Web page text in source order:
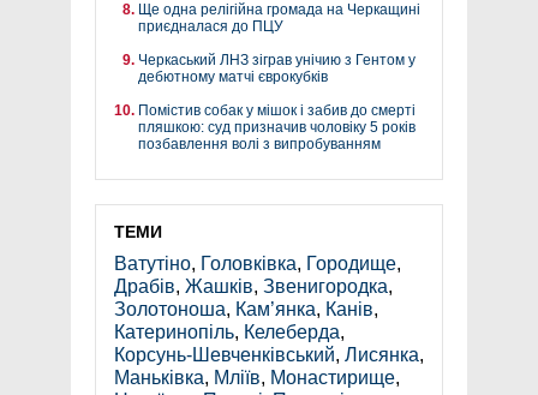
Ще одна релігійна громада на Черкащині
приєдналася до ПЦУ
Черкаський ЛНЗ зіграв унічию з Гентом у
дебютному матчі єврокубків
Помістив собак у мішок і забив до смерті
пляшкою: суд призначив чоловіку 5 років
позбавлення волі з випробуванням
ТЕМИ
Ватутіно, Головківка, Городище,
Драбів, Жашків, Звенигородка,
Золотоноша, Кам’янка, Канів,
Катеринопіль, Келеберда,
Корсунь-Шевченківський, Лисянка,
Маньківка, Мліїв, Монастирище,